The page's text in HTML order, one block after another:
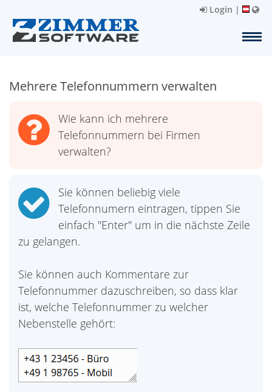
Login |
Mehrere Telefonnummern verwalten
Wie kann ich mehrere
Telefonnummern bei Firmen
verwalten?
Sie können beliebig viele
Telefonnumern eintragen, tippen Sie
einfach "Enter" um in die nächste Zeile
zu gelangen.
Sie können auch Kommentare zur
Telefonnummer dazuschreiben, so dass klar
ist, welche Telefonnummer zu welcher
Nebenstelle gehört: